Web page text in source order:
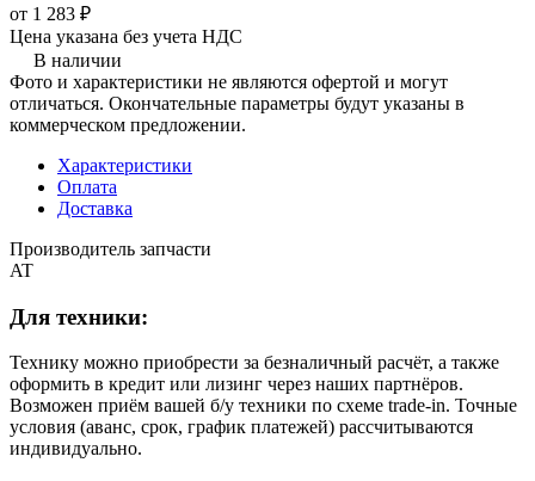
от 1 283 ₽
Цена указана без учета НДС
В наличии
Фото и характеристики не являются офертой и могут
отличаться. Окончательные параметры будут указаны в
коммерческом предложении.
Характеристики
Оплата
Доставка
Производитель запчасти
AT
Для техники:
Технику можно приобрести за безналичный расчёт, а также
оформить в кредит или лизинг через наших партнёров.
Возможен приём вашей б/у техники по схеме trade-in. Точные
условия (аванс, срок, график платежей) рассчитываются
индивидуально.